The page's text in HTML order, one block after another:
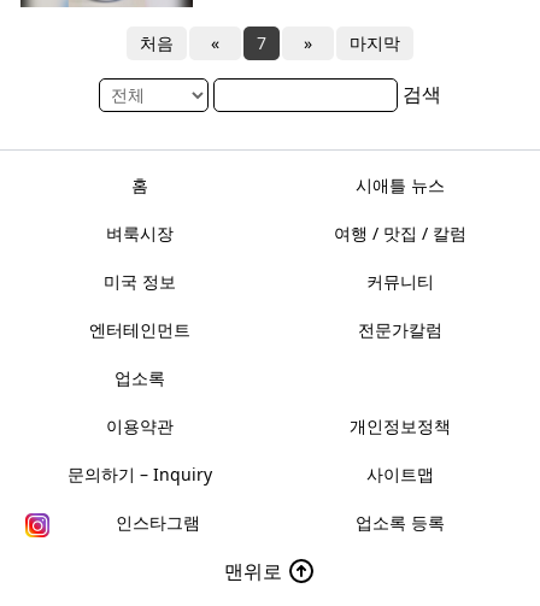
처음 « 7 » 마지막
검색
홈 시애틀 뉴스
벼룩시장 여행 / 맛집 / 칼럼
미국 정보 커뮤니티
엔터테인먼트 전문가칼럼
업소록
이용약관 개인정보정책
문의하기 – Inquiry 사이트맵
인스타그램 업소록 등록
맨위로